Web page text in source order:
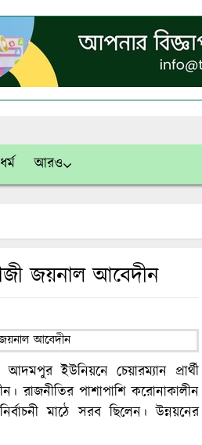
ধর্ম আরও
জয়নাল আবেদীন
ইউনিয়নে চেয়ারম্যান প্রার্থী
রাজনীতির পাশাপাশি করোনাকালীন
মাঠে সরব ছিলেন। উন্নয়নের